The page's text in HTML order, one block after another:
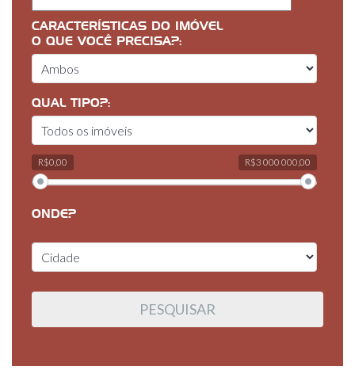
CARACTERÍSTICAS DO IMÓVEL
O QUE VOCÊ PRECISA?:
QUAL TIPO?:
R$0,00 R$3 000 000,00
ONDE?